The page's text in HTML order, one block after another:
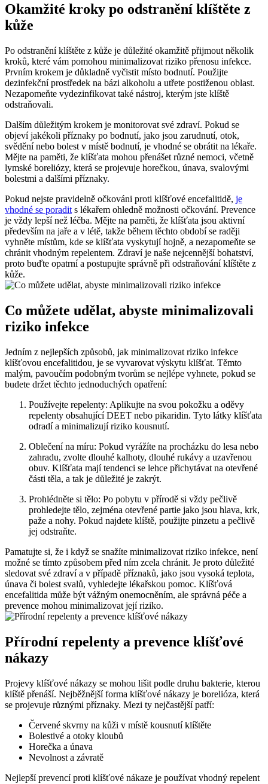
Okamžité kroky ‍po odstranění klíštěte ‌z
kůže
Po odstranění klíštěte‍ z kůže je důležité okamžitě přijmout několik
kroků, které vám pomohou minimalizovat⁢ riziko‌ přenosu infekce.
‍Prvním krokem je důkladně vyčistit místo bodnutí.⁤ Použijte
dezinfekční prostředek‍ na bázi ‍alkoholu a utřete postiženou⁢ oblast.⁤
Nezapomeňte vydezinfikovat také nástroj, kterým jste klíště
odstraňovali.
Dalším důležitým krokem ‍je monitorovat ​své zdraví. Pokud ‍se
objeví jakékoli příznaky po bodnutí, jako jsou zarudnutí, otok,
svědění nebo bolest v​ místě bodnutí, je vhodné se obrátit na lékaře.
Mějte na paměti, že klíšťata mohou přenášet různé nemoci, včetně
lymské boreliózy, která se projevuje horečkou, únava, ⁢svalovými
bolestmi a ​dalšími příznaky.
Pokud nejste pravidelně očkováni proti klíšťové encefalitidě, je
vhodné⁢ se poradit s⁣ lékařem ohledně možnosti očkování. Prevence
je vždy lepší než léčba. Mějte na paměti, že klíšťata jsou aktivní​
především na jaře‍ a v létě, takže během těchto období se raději
vyhněte místům, kde se ‍klíšťata vyskytují hojně, a nezapomeňte se
chránit vhodným repelentem. Zdraví ⁤je naše nejcennější bohatství,
proto buďte opatrní ⁤a postupujte správně při odstraňování klíštěte z
kůže.
Co ‌můžete udělat, abyste minimalizovali
riziko infekce
Jedním ​z nejlepších způsobů, jak minimalizovat riziko infekce
klíšťovou encefalitidou, je se⁤ vyvarovat výskytu ⁤klíšťat. Těmto
malým, pavoučím podobným tvorům se nejlépe vyhnete, pokud se
budete držet těchto jednoduchých opatření:
Používejte repelenty: ‍Aplikujte na svou pokožku a oděvy
repelenty obsahující DEET nebo pikaridin. Tyto látky klíšťata‌
odradí a⁣ minimalizují⁤ riziko kousnutí.
Oblečení ⁢na míru: Pokud vyrážíte na procházku do lesa nebo
zahradu, zvolte dlouhé ⁢kalhoty, dlouhé rukávy a ‌uzavřenou
obuv. Klíšťata mají‌ tendenci se lehce přichytávat na otevřené
části⁢ těla, a tak je ⁢důležité je ‌zakrýt.
Prohlédněte si tělo: Po pobytu v⁤ přírodě si vždy pečlivě
prohledejte tělo, zejména⁣ otevřené partie jako jsou hlava,⁤ krk,
paže a nohy. Pokud najdete klíště, použijte pinzetu a ⁢pečlivě
jej odstraňte.
Pamatujte si, že i když se snažíte minimalizovat riziko infekce, není⁤
možné se tímto způsobem před ním zcela ⁣chránit. Je‍ proto důležité⁣
sledovat ‍své zdraví a v ⁤případě příznaků, jako jsou vysoká‌ teplota,
únava či bolest svalů, vyhledejte lékařskou​ pomoc. Klíšťová
encefalitida​ může být ⁤vážným onemocněním, ale správná péče a
⁣prevence mohou minimalizovat její riziko.
Přírodní repelenty a prevence klíšťové
nákazy
Projevy klíšťové nákazy se mohou lišit ⁣podle ‌druhu bakterie, kterou
klíště přenáší. Nejběžnější forma klíšťové nákazy je borelióza, která
se projevuje různými příznaky. Mezi ty nejčastější patří:
Červené skvrny na kůži v⁢ místě kousnutí klíštěte
Bolestivé a ‍otoky kloubů
Horečka a únava
Nevolnost a závratě
Nejlepší prevencí proti klíšťové nákaze je používat vhodný repelent‍